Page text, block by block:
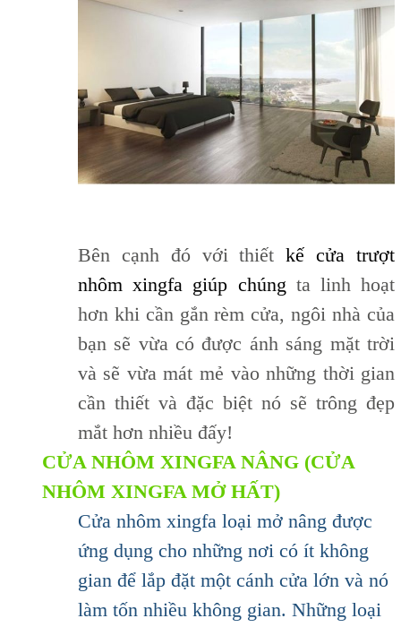
Bên cạnh đó với thiếtkếcửa trượt
nhôm xingfagiúp chúng ta linh hoạt
hơn khi cần gắn rèm cửa, ngôi nhà của
bạn sẽ vừa có được ánh sáng mặt trời
và sẽ vừa mát mẻ vào những thời gian
cần thiết và đặc biệt nó sẽ trông đẹp
mắt hơn nhiều đấy!
CỬA NHÔM XINGFA NÂNG (CỬA
NHÔM XINGFA MỞ HẤT)
Cửa nhôm xingfa loại mở nâng được
ứng dụng cho những nơi có ít không
gian để lắp đặt một cánh cửa lớn và nó
làm tốn nhiều không gian. Những loại